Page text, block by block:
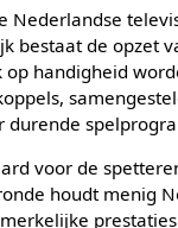
Nederlandse
bestaat de opzet
handigheid
voor de
houdt menig